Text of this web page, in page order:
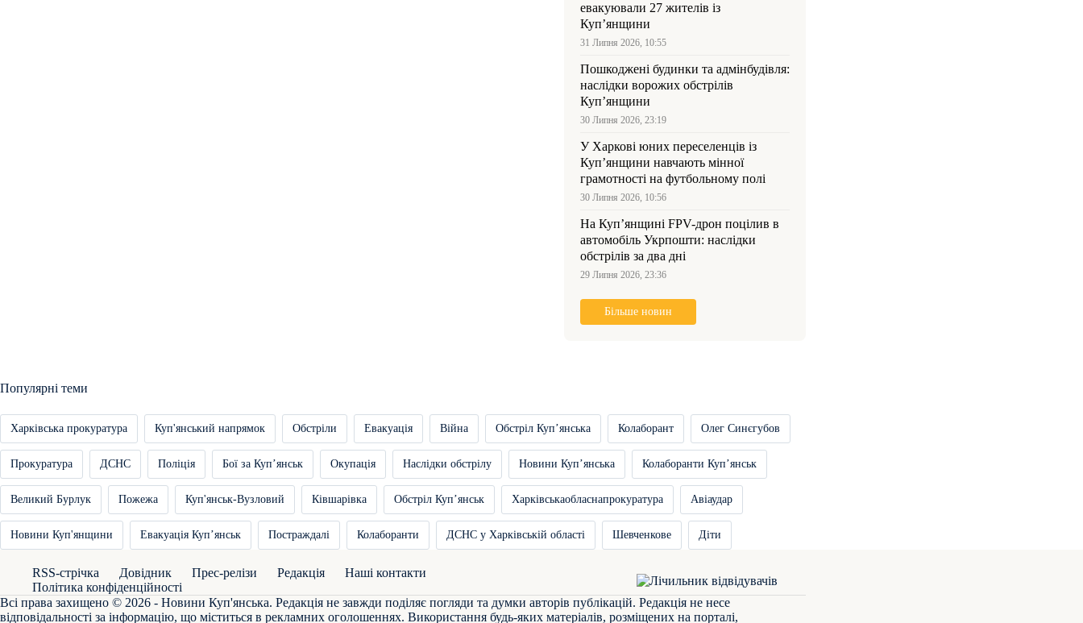
евакуювали 27 жителів із
Куп’янщини
31 Липня 2026, 10:55
Пошкоджені будинки та адмінбудівля:
наслідки ворожих обстрілів
Куп’янщини
30 Липня 2026, 23:19
У Харкові юних переселенців із
Куп’янщини навчають мінної
грамотності на футбольному полі
30 Липня 2026, 10:56
На Куп’янщині FPV-дрон поцілив в
автомобіль Укрпошти: наслідки
обстрілів за два дні
29 Липня 2026, 23:36
Більше новин
Популярні теми
Харківська прокуратура Куп'янський напрямок Обстріли Евакуація Війна Обстріл Купʼянська Колаборант Олег Синєгубов
Прокуратура ДСНС Поліція Бої за Купʼянськ Окупація Наслідки обстрілу Новини Купʼянська Колаборанти Купʼянськ
Великий Бурлук Пожежа Куп'янськ-Вузловий Ківшарівка Обстріл Купʼянськ Харківськаобласнапрокуратура Авіаудар
Новини Куп'янщини Евакуація Купʼянськ Постраждалі Колаборанти ДСНС у Харківській області Шевченкове Діти
RSS-стрічка Довідник Прес-релізи Редакція
Наші контакти
Політика конфіденційності
Всі права захищено © 2026 - Новини Куп'янська. Редакція не завжди поділяє погляди та думки авторів публікацій. Редакція не несе
відповідальності за інформацію, що міститься в рекламних оголошеннях. Використання будь-яких матеріалів, розміщених на порталі,